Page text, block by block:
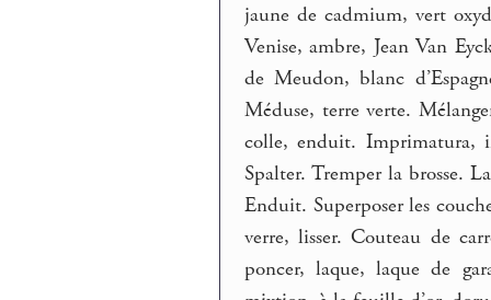
jaune de cadmium, vert
Venise, ambre, Jean Van
de Meudon, blanc
Méduse, terre verte.
colle, enduit. Imprimatura,
Spalter. Tremper la brosse.
Enduit. Superposer les
verre, lisser. Couteau de
poncer, laque, laque de